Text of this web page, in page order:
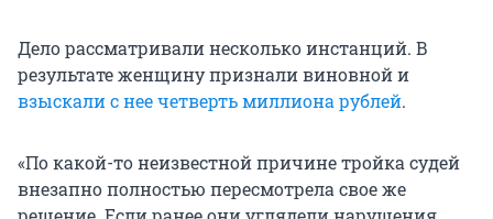
Дело рассматривали несколько инстанций. В
результате женщину признали виновной и
взыскали с нее четверть миллиона рублей.
«По какой-то неизвестной причине тройка судей
внезапно полностью пересмотрела свое же